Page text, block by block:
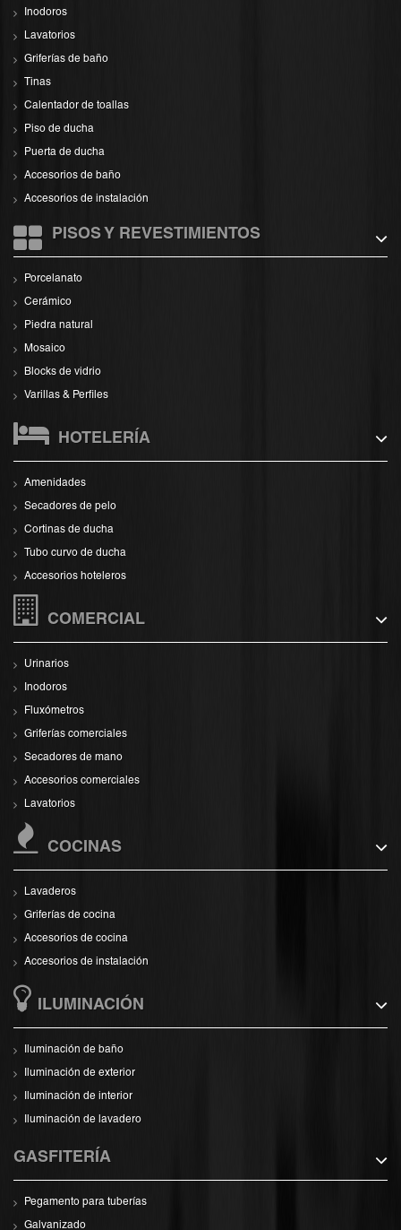
Inodoros
Lavatorios
Griferías de baño
Tinas
Calentador de toallas
Piso de ducha
Puerta de ducha
Accesorios de baño
Accesorios de instalación
PISOS Y REVESTIMIENTOS
Porcelanato
Cerámico
Piedra natural
Mosaico
Blocks de vidrio
Varillas & Perfiles
HOTELERÍA
Amenidades
Secadores de pelo
Cortinas de ducha
Tubo curvo de ducha
Accesorios hoteleros
COMERCIAL
Urinarios
Inodoros
Fluxómetros
Griferías comerciales
Secadores de mano
Accesorios comerciales
Lavatorios
COCINAS
Lavaderos
Griferías de cocina
Accesorios de cocina
Accesorios de instalación
ILUMINACIÓN
Iluminación de baño
Iluminación de exterior
Iluminación de interior
Iluminación de lavadero
GASFITERÍA
Pegamento para tuberías
Galvanizado